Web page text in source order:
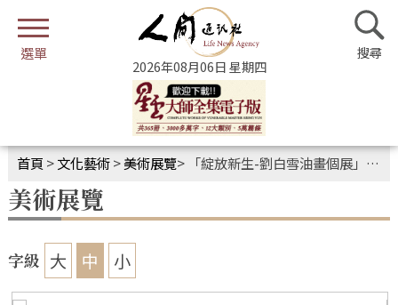
2026年08月06日 星期四
首頁 >文化藝術>美術展覽> 「綻放新生-劉白雪油畫個展」 佛光緣美術館巴黎館展出
美術展覽
字級 大 中 小